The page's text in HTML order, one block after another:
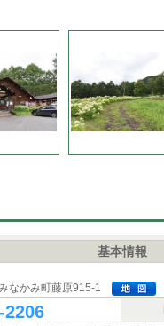
基本情報
なかみ町藤原915-1
2206